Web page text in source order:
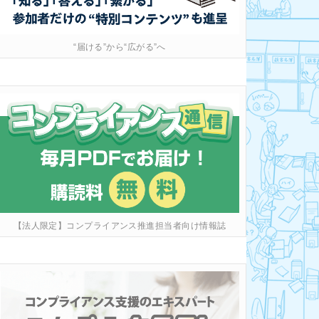
“届ける”から“広がる”へ
【法人限定】コンプライアンス推進担当者向け情報誌